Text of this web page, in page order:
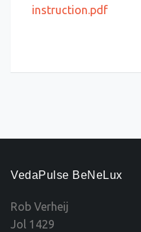
instruction.pdf
VedaPulse BeNeLux
Rob Verheij
Jol 1429